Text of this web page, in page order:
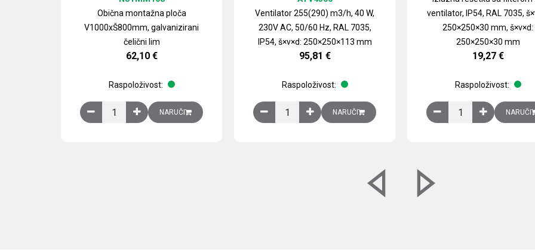
Obična montažna ploča
V1000xŠ800mm, galvanizirani
čelični lim
62,10 €
Raspoloživost:
Obična montažna ploča V1000xŠ800mm, galvanizirani čelični lim količina
NARUČI
Ventilator 255(290) m3/h, 40 W,
230V AC, 50/60 Hz, RAL 7035,
IP54, š×v×d: 250×250×113 mm
95,81 €
Raspoloživost:
Ventilator 255(290) m3/h, 40 W, 230V AC, 50/60 Hz, RAL 7035,
NARUČI
ventilator, IP54, RAL 7035,
250×250×30 mm, š×v×d:
250×250×30 mm
19,27 €
Raspoloživost:
Izlazna rešetka saNARUČI